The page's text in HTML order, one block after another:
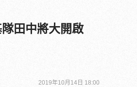
田中將大開啟
2019年10月14日 18:00